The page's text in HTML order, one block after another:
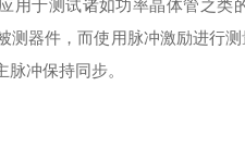
用于测试诸如功率晶体管之类
测器件，而使用脉冲激励进行
冲保持同步。